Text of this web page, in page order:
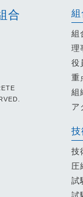
合 組
組
理
役
重
組
ア
技
技
圧
試